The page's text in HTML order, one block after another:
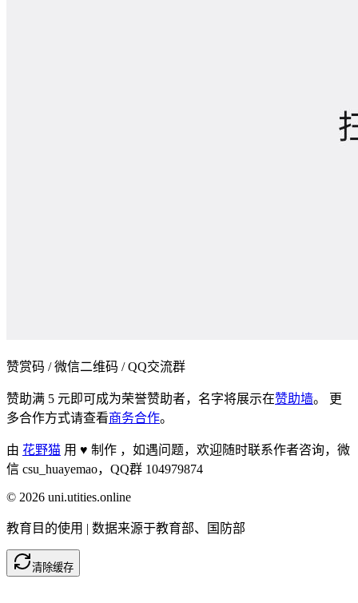
赞赏码 / 微信二维码 / QQ交流群
赞助满 5 元即可成为荣誉赞助者，名字将展示在赞助墙。 更
多合作方式请查看商务合作。
由 花野猫 用 ♥ 制作 ， 如遇问题，欢迎随时联系作者咨询，微
信 csu_huayemao，QQ群 104979874
© 2026 uni.utities.online
教育目的使用 | 数据来源于教育部、国防部
清除缓存